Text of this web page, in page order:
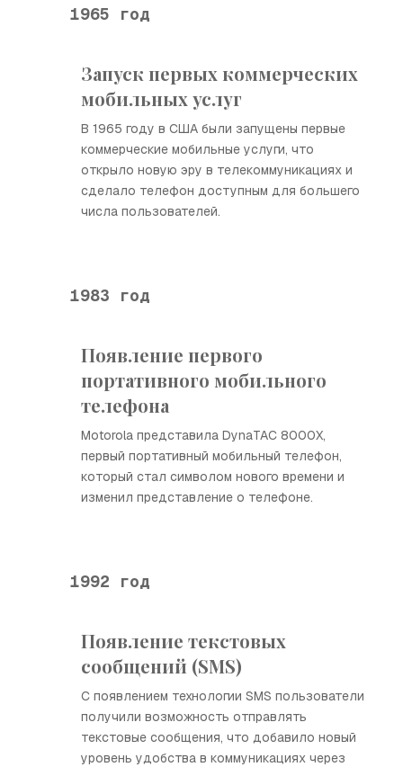
1965 год
Запуск первых коммерческих
мобильных услуг
В 1965 году в США были запущены первые
коммерческие мобильные услуги, что
открыло новую эру в телекоммуникациях и
сделало телефон доступным для большего
числа пользователей.
1983 год
Появление первого
портативного мобильного
телефона
Motorola представила DynaTAC 8000X,
первый портативный мобильный телефон,
который стал символом нового времени и
изменил представление о телефоне.
1992 год
Появление текстовых
сообщений (SMS)
С появлением технологии SMS пользователи
получили возможность отправлять
текстовые сообщения, что добавило новый
уровень удобства в коммуникациях через